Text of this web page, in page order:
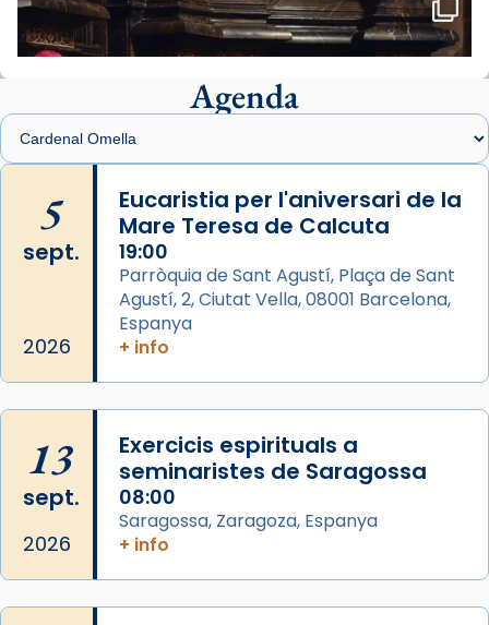
🔗tinyurl.com/cvu5jmbk
📸 J. Merino
de Barcelona.
1 week ago
Aquest dilluns, 27 de juliol, ha tingut lloc la
missa d’acció de gràcies en agraïment al
comitè organitzador de la visita apostòlica
del Sant Pare Lleó XIV a Barcelona, i als
L’arquebisbe de Barcelona, el cardenal Joan
Josep Omella, ha presidit la missa i l’ha
concelebrat el bisbe auxiliar de Barcelona,
Mons. David Abadías.
📸 Dr. G. Simón
Agenda
5
sept.
2026
Eucaristia per l'aniversari de la
Mare Teresa de Calcuta
19:00
Parròquia de Sant Agustí, Plaça de Sant
Agustí, 2, Ciutat Vella, 08001 Barcelona,
Espanya
+ info
13
sept.
2026
Exercicis espirituals a
seminaristes de Saragossa
08:00
Saragossa, Zaragoza, Espanya
+ info